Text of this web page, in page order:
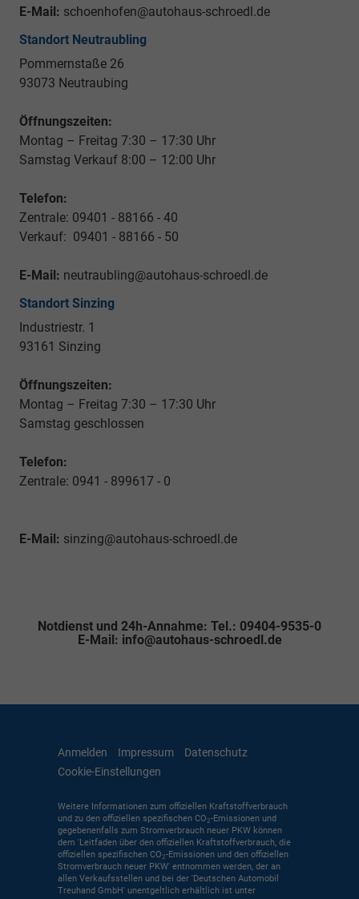
E-Mail: schoenhofen@autohaus-schroedl.de
Standort Neutraubling
Pommernstaße 26
93073 Neutraubing
Öffnungszeiten:
Montag – Freitag 7:30 – 17:30 Uhr
Samstag Verkauf 8:00 – 12:00 Uhr
Telefon:
Zentrale: 09401 - 88166 - 40
Verkauf: 09401 - 88166 - 50
E-Mail: neutraubling@autohaus-schroedl.de
Standort Sinzing
Industriestr. 1
93161 Sinzing
Öffnungszeiten:
Montag – Freitag 7:30 – 17:30 Uhr
Samstag geschlossen
Telefon:
Zentrale: 0941 - 899617 - 0
E-Mail: sinzing@autohaus-schroedl.de
Notdienst und 24h-Annahme: Tel.: 09404-9535-0
E-Mail: info@autohaus-schroedl.de
Anmelden Impressum
Datenschutz
Cookie-Einstellungen
Weitere Informationen zum offiziellen Kraftstoffverbrauch
und zu den offiziellen spezifischen CO2-Emissionen und
gegebenenfalls zum Stromverbrauch neuer PKW können
dem 'Leitfaden über den offiziellen Kraftstoffverbrauch, die
offiziellen spezifischen CO2-Emissionen und den offiziellen
Stromverbrauch neuer PKW' entnommen werden, der an
allen Verkaufsstellen und bei der 'Deutschen Automobil
Treuhand GmbH' unentgeltlich erhältlich ist unter